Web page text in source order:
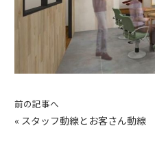
前の記事へ
« スタッフ動線とお客さん動線